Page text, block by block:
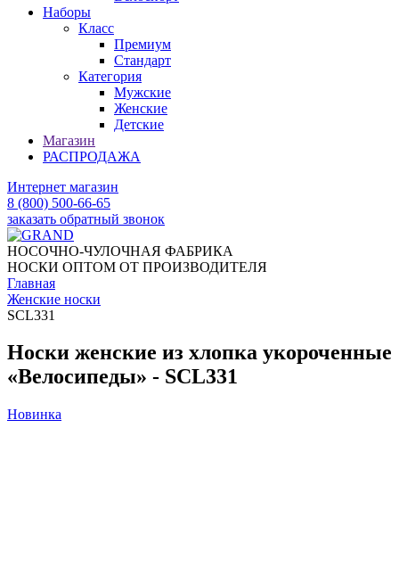
Наборы
Класс
Премиум
Стандарт
Категория
Мужские
Женские
Детские
Магазин
РАСПРОДАЖА
Интернет магазин
8 (800) 500-66-65
заказать обратный звонок
НОСОЧНО-ЧУЛОЧНАЯ ФАБРИКА
НОСКИ ОПТОМ ОТ ПРОИЗВОДИТЕЛЯ
Главная
Женские носки
SCL331
Носки женские из хлопка укороченные
«Велосипеды» - SCL331
Новинка